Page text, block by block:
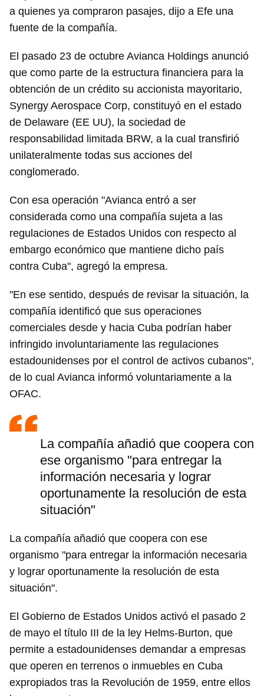
a quienes ya compraron pasajes, dijo a Efe una
fuente de la compañía.
El pasado 23 de octubre Avianca Holdings anunció
que como parte de la estructura financiera para la
obtención de un crédito su accionista mayoritario,
Synergy Aerospace Corp, constituyó en el estado
de Delaware (EE UU), la sociedad de
responsabilidad limitada BRW, a la cual transfirió
unilateralmente todas sus acciones del
conglomerado.
Con esa operación "Avianca entró a ser
considerada como una compañía sujeta a las
regulaciones de Estados Unidos con respecto al
embargo económico que mantiene dicho país
contra Cuba", agregó la empresa.
"En ese sentido, después de revisar la situación, la
compañía identificó que sus operaciones
comerciales desde y hacia Cuba podrían haber
infringido involuntariamente las regulaciones
estadounidenses por el control de activos cubanos",
de lo cual Avianca informó voluntariamente a la
OFAC.
La compañía añadió que coopera con
ese organismo "para entregar la
información necesaria y lograr
oportunamente la resolución de esta
situación"
La compañía añadió que coopera con ese
organismo "para entregar la información necesaria
y lograr oportunamente la resolución de esta
situación".
El Gobierno de Estados Unidos activó el pasado 2
de mayo el título III de la ley Helms-Burton, que
permite a estadounidenses demandar a empresas
que operen en terrenos o inmuebles en Cuba
expropiados tras la Revolución de 1959, entre ellos